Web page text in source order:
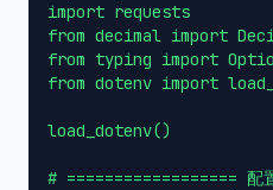
import requests
from decimal import
from typing import
from dotenv import
load_dotenv()
# ================== 配